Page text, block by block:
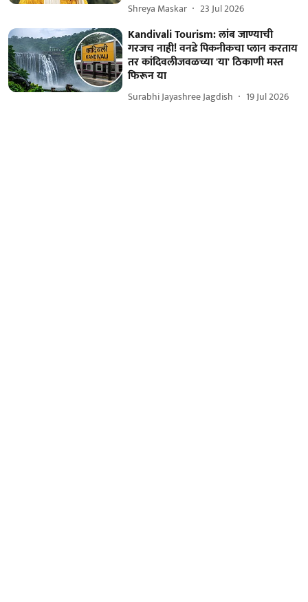
Shreya Maskar 23 Jul 2026
Kandivali Tourism: लांब जाण्याची
गरजच नाही! वनडे पिकनीकचा प्लान करताय
तर कांदिवलीजवळच्या 'या' ठिकाणी मस्त
फिरून या
Surabhi Jayashree Jagdish 19 Jul 2026